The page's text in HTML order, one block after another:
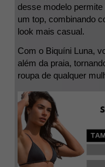
desse modelo
um top, combinando
look mais casual.
Com o Biquíni Luna,
além da praia,
roupa de qualquer